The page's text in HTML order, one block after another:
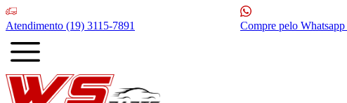
Atendimento (19) 3115-7891 Compre pelo Whatsapp